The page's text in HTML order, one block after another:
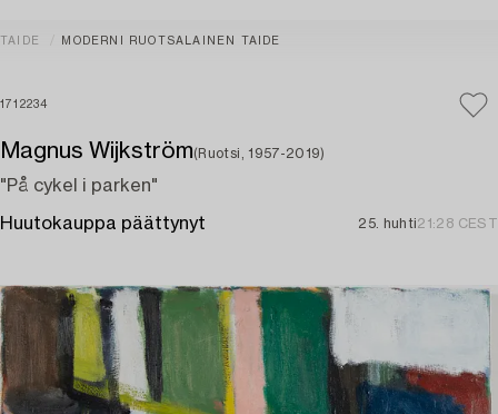
TAIDE MODERNI RUOTSALAINEN TAIDE
1712234
Magnus Wijkström(Ruotsi, 1957-2019)
"På cykel i parken"
Huutokauppa päättynyt 25. huhti21:28 CEST